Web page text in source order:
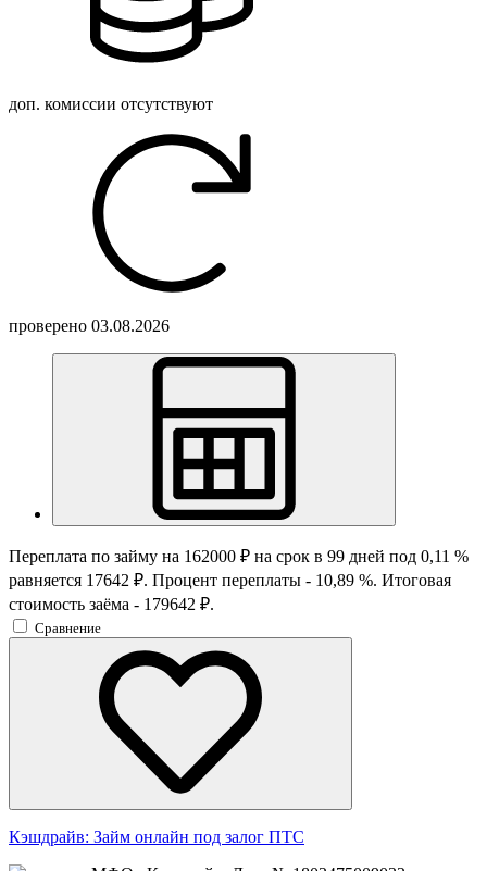
доп. комиссии отсутствуют
проверено 03.08.2026
Переплата по займу на 162000 ₽ на срок в 99 дней под 0,11 %
равняется 17642 ₽. Процент переплаты - 10,89 %. Итоговая
стоимость заёма - 179642 ₽.
Сравнение
Кэшдрайв: Займ онлайн под залог ПТС